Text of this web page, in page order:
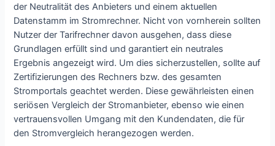
der Neutralität des Anbieters und einem aktuellen
Datenstamm im Stromrechner. Nicht von vornherein sollten
Nutzer der Tarifrechner davon ausgehen, dass diese
Grundlagen erfüllt sind und garantiert ein neutrales
Ergebnis angezeigt wird. Um dies sicherzustellen, sollte auf
Zertifizierungen des Rechners bzw. des gesamten
Stromportals geachtet werden. Diese gewährleisten einen
seriösen Vergleich der Stromanbieter, ebenso wie einen
vertrauensvollen Umgang mit den Kundendaten, die für
den Stromvergleich herangezogen werden.